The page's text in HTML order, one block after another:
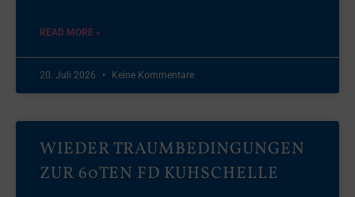
READ MORE »
20. Juli 2026 Keine Kommentare
WIEDER TRAUMBEDINGUNGEN
ZUR 60TEN FD KUHSCHELLE